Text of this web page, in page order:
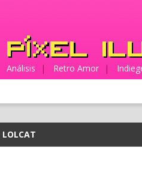
Análisis | Retro Amor |
LOLCAT